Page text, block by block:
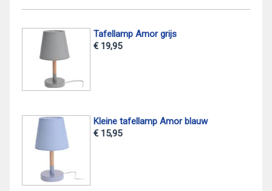
Tafellamp Amor grijs
€ 19,95
Kleine tafellamp Amor blauw
€ 15,95